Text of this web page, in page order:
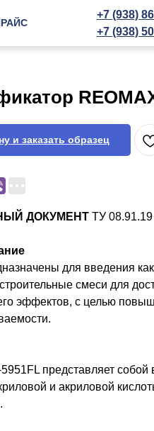
+7 (938)
+7 (938)
и заказать образец
ДОКУМЕНТ ТУ
для введения
строительные смеси для
эффектов, с целью
представляет
и акриловой